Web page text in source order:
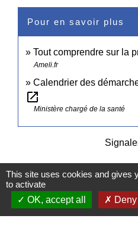
Pour en savoir plus
Tout comprendre sur la
Ameli.fr
Calendrier des
open_in_new
Ministère chargé de la santé
This site uses cookies and gives
to activate
OK, accept all